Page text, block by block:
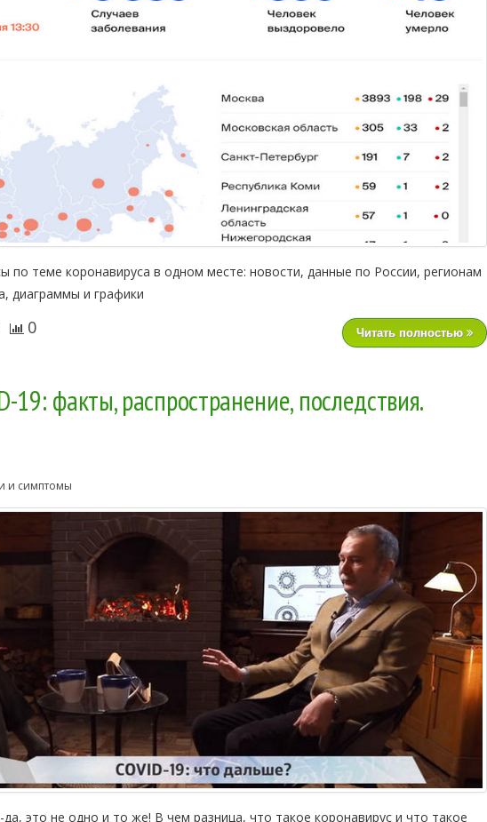
по теме коронавируса в одном месте: новости, данные по России, регионам
диаграммы и графики
Читать полностью
0
19: факты, распространение, последствия.
и симптомы
да, это не одно и то же! В чем разница, что такое коронавирус и что такое